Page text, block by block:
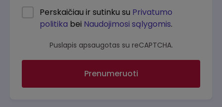
Perskaičiau ir sutinku su Privatumo
politika bei Naudojimosi sąlygomis.
Puslapis apsaugotas su reCAPTCHA.
Prenumeruoti